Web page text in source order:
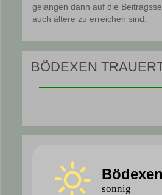
gelangen dann auf die
auch ältere zu erreichen sind.
BÖDEXEN
Bödexen
sonnig